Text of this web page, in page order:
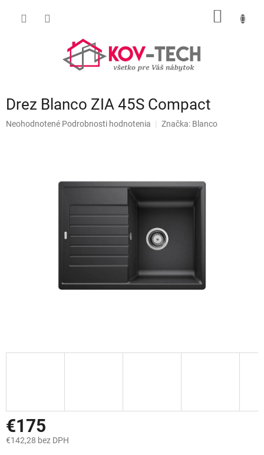
Drez Blanco ZIA 45S Compact
Priemerné
Neohodnotené Podrobnosti hodnotenia Značka: Blanco
€175
€142,28 bez DPH